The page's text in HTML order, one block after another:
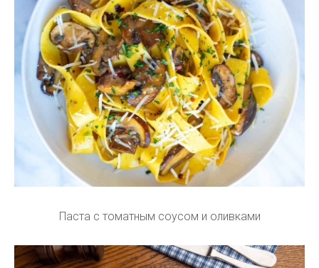
Паста с томатным соусом и оливками